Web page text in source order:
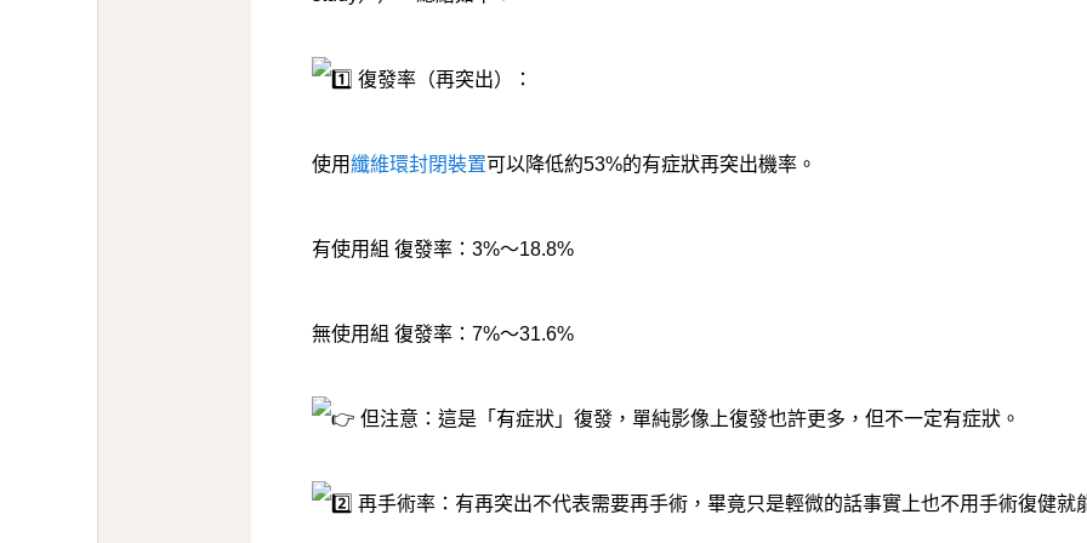
復發率（再突出）：
使用纖維環封閉裝置可以降低約53%的有症狀再突出機率。
有使用組 復發率：3%～18.8%
無使用組 復發率：7%～31.6%
但注意：這是「有症狀」復發，單純影像上復發也許更多，但不一定有症狀。
再手術率：有再突出不代表需要再手術，畢竟只是輕微的話事實上也不用手術復健就